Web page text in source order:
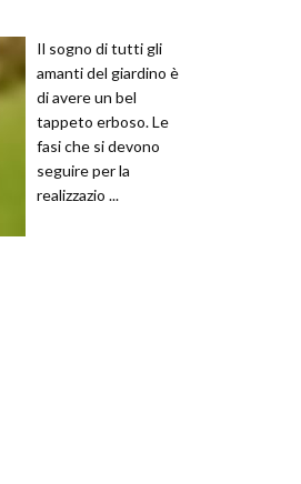
Il sogno di tutti gli
amanti del giardino è
di avere un bel
tappeto erboso. Le
fasi che si devono
seguire per la
realizzazio ...